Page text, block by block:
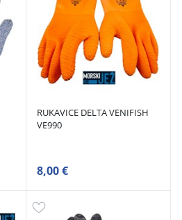
RUKAVICE DELTA VENIFISH
VE990
8,00 €